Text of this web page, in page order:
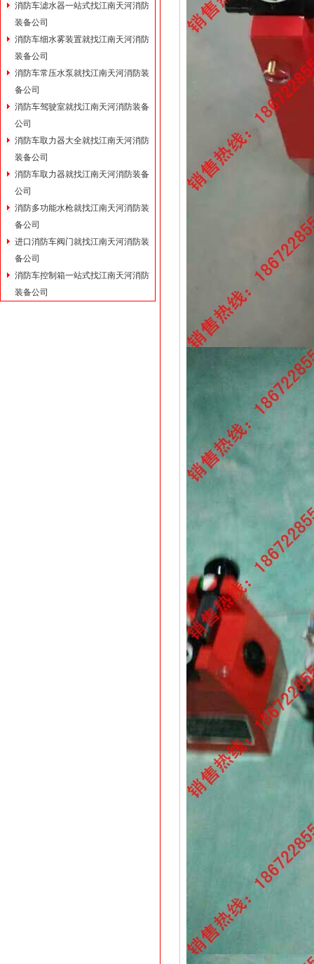
消防车滤水器一站式找江南天河消防
装备公司
消防车细水雾装置就找江南天河消防
装备公司
消防车常压水泵就找江南天河消防装
备公司
消防车驾驶室就找江南天河消防装备
公司
消防车取力器大全就找江南天河消防
装备公司
消防车取力器就找江南天河消防装备
公司
消防多功能水枪就找江南天河消防装
备公司
进口消防车阀门就找江南天河消防装
备公司
消防车控制箱一站式找江南天河消防
装备公司